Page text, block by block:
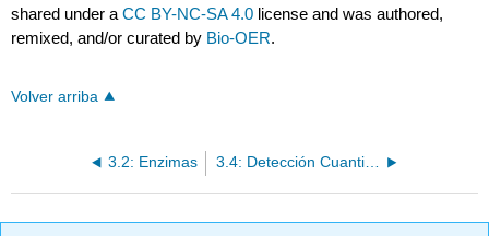
shared under aCC BY-NC-SA 4.0 license and was authored,
remixed, and/or curated by Bio-OER.
Volver arriba
3.2: Enzimas